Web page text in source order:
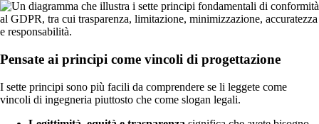
Pensate ai principi come vincoli di progettazione
I sette principi sono più facili da comprendere se li leggete come
vincoli di ingegneria piuttosto che come slogan legali.